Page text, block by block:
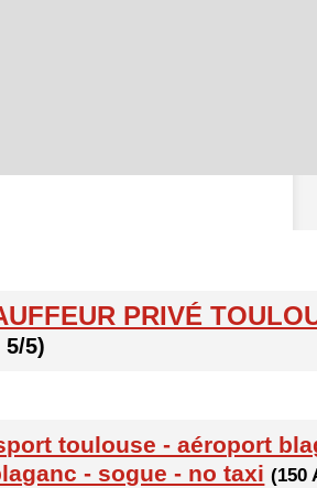
PRIVÉ
5/5)
toulouse - aéroport
- sogue - no taxi (150